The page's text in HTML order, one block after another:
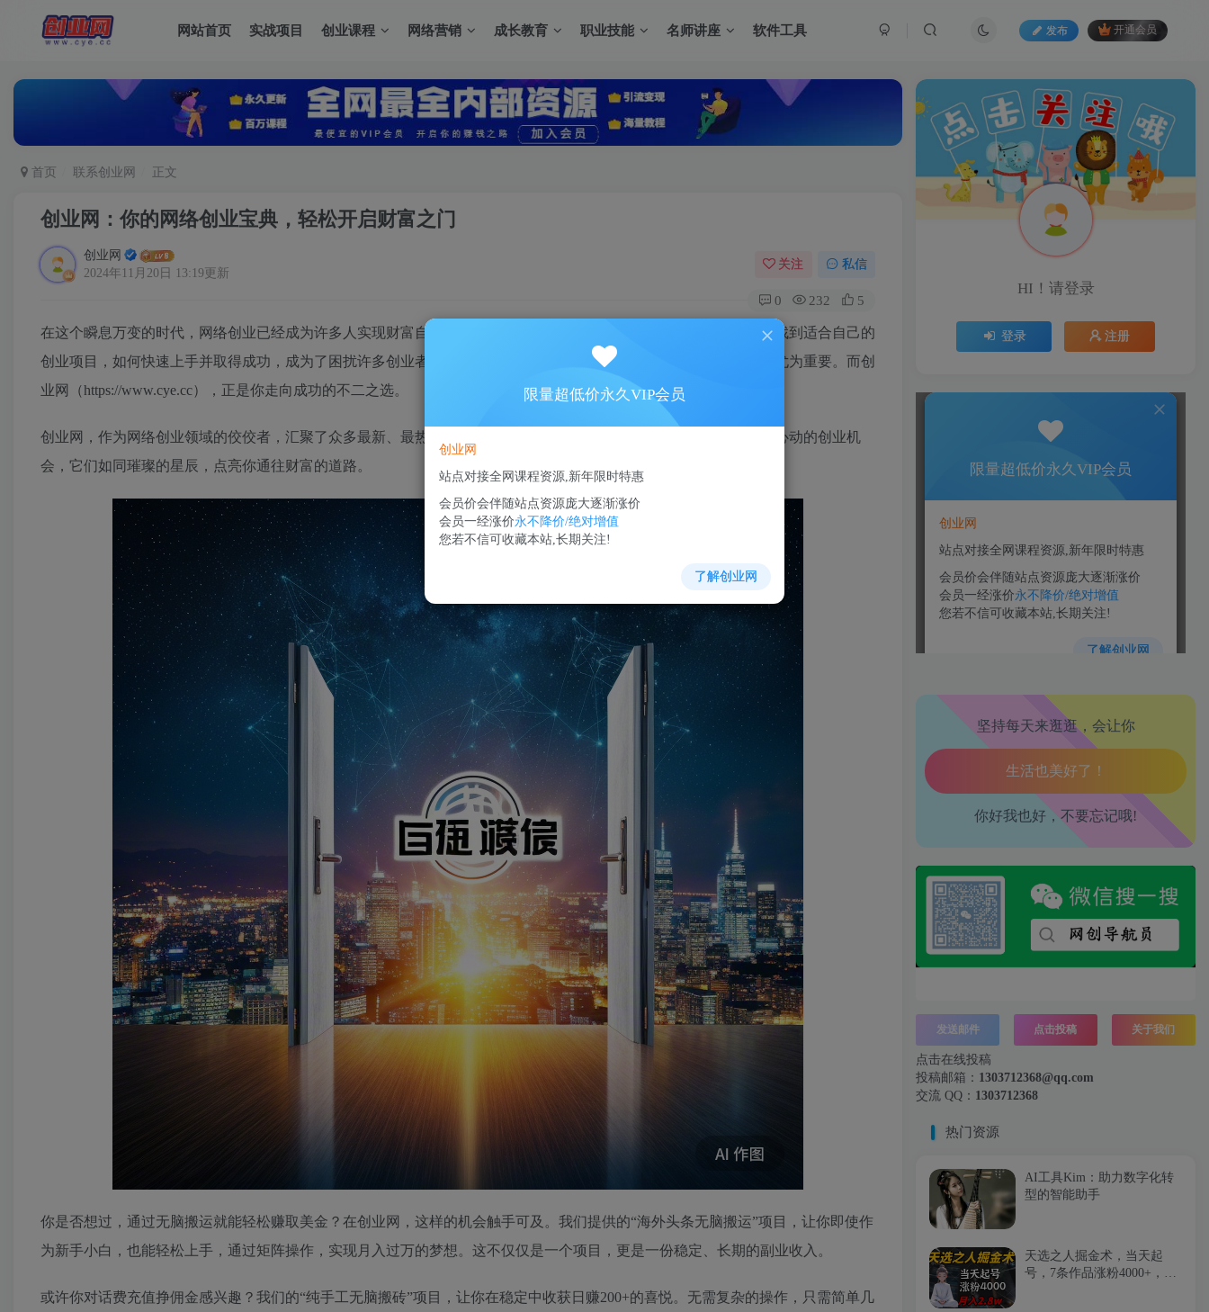
网站首页 实战项目 创业课程 网络营销 成长教育 职业技能 名师讲座 软件工具 发布 开通会员
首页 联系创业网 正文
创业网：你的网络创业宝典，轻松开启财富之门
创业网
2024年11月20日 13:19更新
关注 私信
0 232 5
在这个瞬息万变的时代，网络创业已经成为许多人实现财富自由的首选途径。然而，面对纷繁复杂的网络环境，如何找到适合自己的
创业项目，如何快速上手并取得成功，成为了困扰许多创业者的难题。这时，一个专业、权威的创业指导平台就显得尤为重要。而创
业网（https://www.cye.cc），正是你走向成功的不二之选。
创业网，作为网络创业领域的佼佼者，汇聚了众多最新、最热的创业项目和创业指南。在这里，你将发现一个个令人心动的创业机
会，它们如同璀璨的星辰，点亮你通往财富的道路。
你是否想过，通过无脑搬运就能轻松赚取美金？在创业网，这样的机会触手可及。我们提供的“海外头条无脑搬运”项目，让你即使作
为新手小白，也能轻松上手，通过矩阵操作，实现月入过万的梦想。这不仅仅是一个项目，更是一份稳定、长期的副业收入。
或许你对话费充值挣佣金感兴趣？我们的“纯手工无脑搬砖”项目，让你在稳定中收获日赚200+的喜悦。无需复杂的操作，只需简单几
HI！请登录
登录 注册
坚持每天来逛逛，会让你
生活也美好了！
腿也不痛了！
腰也不酸了！
工作也轻松了！
你好我也好，不要忘记哦!
发送邮件 点击投稿 关于我们
点击在线投稿
投稿邮箱： 1303712368@qq.com
交流 QQ： 1303712368
热门资源
AI工具Kim：助力数字化转
型的智能助手
天选之人掘金术，当天起
号，7条作品涨粉4000+，单
限量超低价永久VIP会员
创业网
站点对接全网课程资源,新年限时特惠
会员价会伴随站点资源庞大逐渐涨价
会员一经涨价永不降价/绝对增值
您若不信可收藏本站,长期关注!
了解创业网